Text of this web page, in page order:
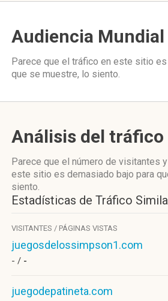
Audiencia Mundial
Parece que el tráfico en este sitio
que se muestre, lo siento.
Análisis del tráfico
Parece que el número de visitantes
este sitio es demasiado bajo para
siento.
Estadísticas de Tráfico
VISITANTES / PÁGINAS VISTAS
juegosdelossimpson1.com
- / -
juegodepatineta.com